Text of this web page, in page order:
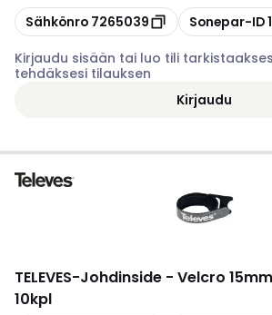
Kopioi
Sähkönro 7265039 Kopioi
Sonepar-ID
Kirjaudu sisään tai luo tili
tehdäksesi tilauksen
Kirjaudu
TELEVES-Johdinside - Velcro
10kpl